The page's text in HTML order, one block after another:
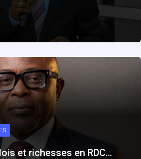
et richesses en RDC…